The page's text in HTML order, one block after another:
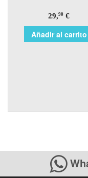
29,90 €
Añadir al carrito